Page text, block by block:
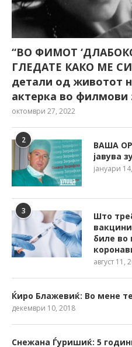
“ВО ФИМОТ
ГЛЕДАТЕ КАКО МЕ
детали од животот
актерка во филмови
октомври 27, 2022
2
ВАША
јавува
јануари
3
Што
биле во
август 11,
Ќиро Блажевиќ: Во мене
декември 10, 2018
Снежана Ѓуришиќ: 5